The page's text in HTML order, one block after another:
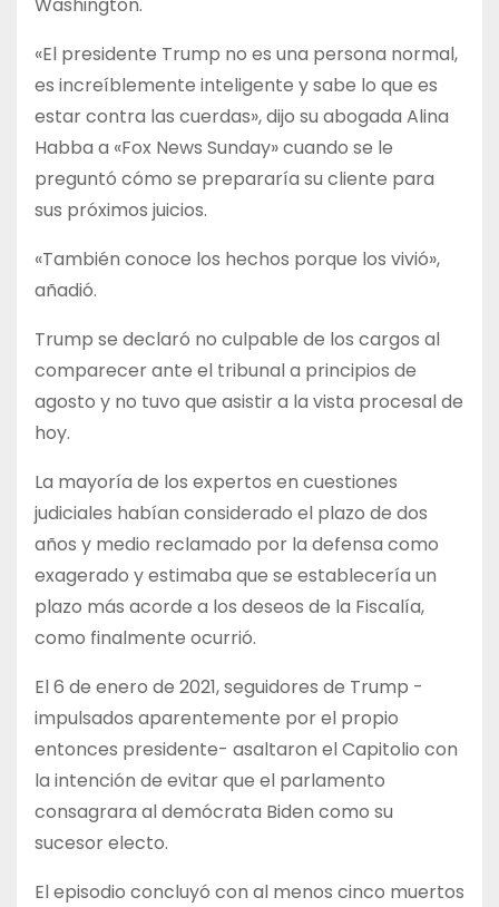
Washington.
«El presidente Trump no es una persona normal,
es increíblemente inteligente y sabe lo que es
estar contra las cuerdas», dijo su abogada Alina
Habba a «Fox News Sunday» cuando se le
preguntó cómo se prepararía su cliente para
sus próximos juicios.
«También conoce los hechos porque los vivió»,
añadió.
Trump se declaró no culpable de los cargos al
comparecer ante el tribunal a principios de
agosto y no tuvo que asistir a la vista procesal de
hoy.
La mayoría de los expertos en cuestiones
judiciales habían considerado el plazo de dos
años y medio reclamado por la defensa como
exagerado y estimaba que se establecería un
plazo más acorde a los deseos de la Fiscalía,
como finalmente ocurrió.
El 6 de enero de 2021, seguidores de Trump -
impulsados aparentemente por el propio
entonces presidente- asaltaron el Capitolio con
la intención de evitar que el parlamento
consagrara al demócrata Biden como su
sucesor electo.
El episodio concluyó con al menos cinco muertos